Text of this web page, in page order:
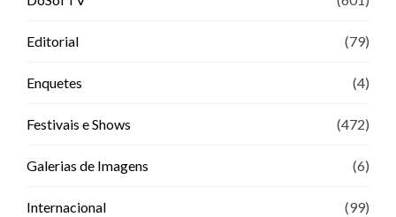
Editorial (79)
Enquetes (4)
Festivais e Shows (472)
Galerias de Imagens (6)
Internacional (99)